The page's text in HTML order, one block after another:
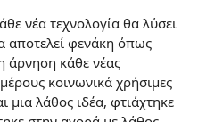
νέα τεχνολογία θα λύσει
αποτελεί φενάκη όπως
άρνηση κάθε νέας
κοινωνικά χρήσιμες
μια λάθος ιδέα, φτιάχτηκε